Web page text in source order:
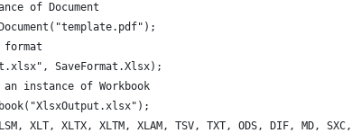
of Document
Document("template.pdf");
format
SaveFormat.Xlsx);
instance of Workbook
XLT, XLTX, XLTM, XLAM, TSV, TXT, ODS, DIF, MD,